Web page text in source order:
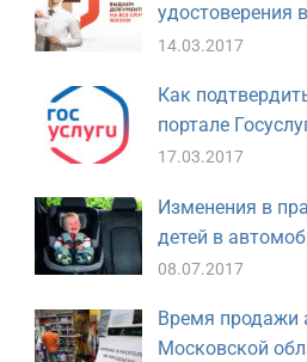
14.03.2017
Как
портале
17.03.2017
Изменения в
детей в
08.07.2017
Время продажи
Московской